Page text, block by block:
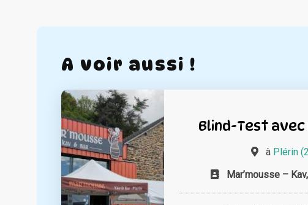
A voir aussi !
Blind-Test avec
à Plérin
Mar’mousse –